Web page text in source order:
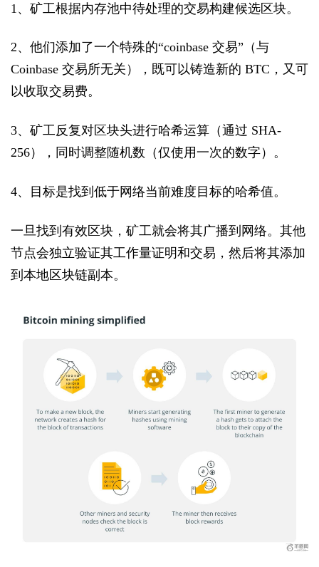
1、矿工根据内存池中待处理的交易构建候选区块。
2、他们添加了一个特殊的“coinbase 交易”（与
Coinbase 交易所无关），既可以铸造新的 BTC，又可
以收取交易费。
3、矿工反复对区块头进行哈希运算（通过 SHA-
256），同时调整随机数（仅使用一次的数字）。
4、目标是找到低于网络当前难度目标的哈希值。
一旦找到有效区块，矿工就会将其广播到网络。其他
节点会独立验证其工作量证明和交易，然后将其添加
到本地区块链副本。